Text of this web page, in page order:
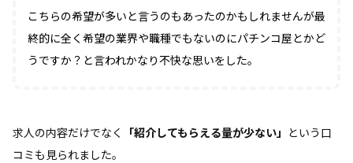
こちらの希望が多いと言うのもあったのかもしれませんが最
終的に全く希望の業界や職種でもないのにパチンコ屋とかど
うですか？と言われかなり不快な思いをした。
求人の内容だけでなく 「紹介してもらえる量が少ない」 という口
コミも見られました。